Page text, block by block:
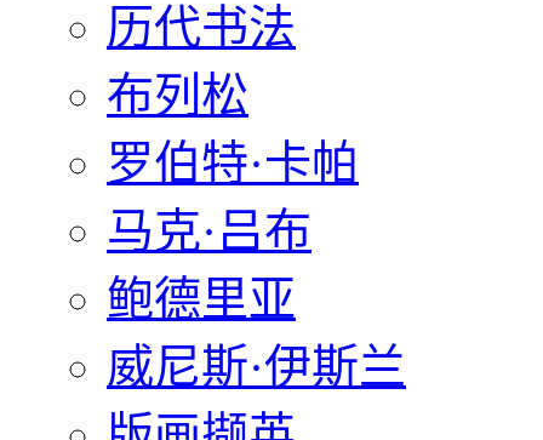
历代书法
布列松
罗伯特·卡帕
马克·吕布
鲍德里亚
威尼斯·伊斯兰